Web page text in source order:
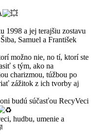
1998 a jej terajšiu zostavu
Samuel a František
možno nie, no tí, ktorí ste
s tým, ako na
charizmou, túžbou po
zážitok z ich tvorby aj
budú súčasťou RecyVeci
hudbu, umenie a